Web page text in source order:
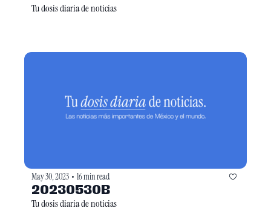
Tu dosis diaria de noticias
May 30, 2023 • 16 min read
20230530B
Tu dosis diaria de noticias